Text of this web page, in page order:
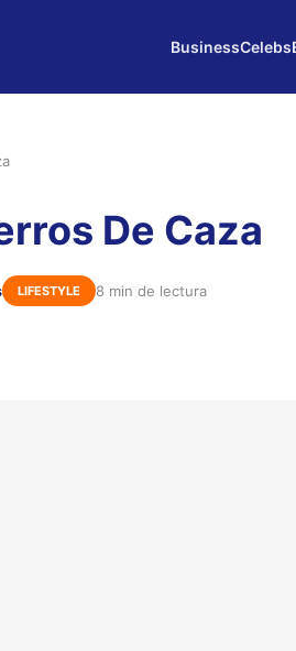
BusinessCelebs
De Caza
LIFESTYLE 8 min de lectura